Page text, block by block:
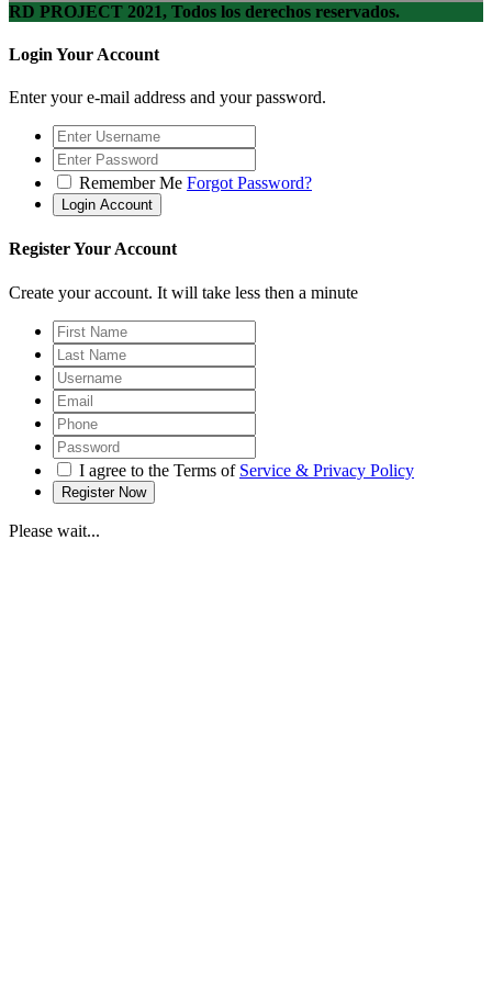
RD PROJECT 2021, Todos los derechos reservados.
Login Your Account
Enter your e-mail address and your password.
Remember Me Forgot Password?
Register Your Account
Create your account. It will take less then a minute
I agree to the Terms of Service & Privacy Policy
Please wait...